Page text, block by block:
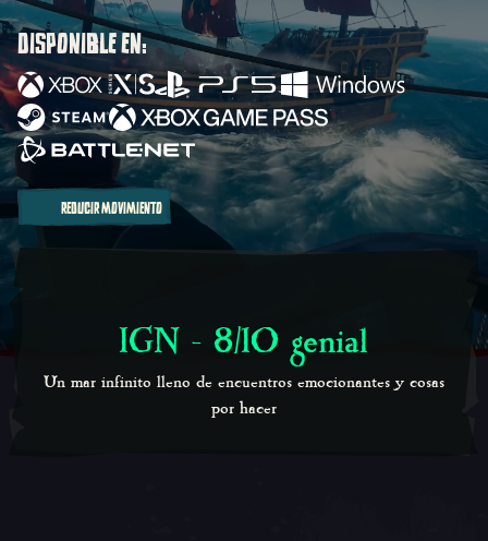
DISPONIBLE EN:
REDUCIR MOVIMIENTO
IGN - 8/10 genial
Un mar infinito lleno de encuentros emocionantes y cosas
por hacer